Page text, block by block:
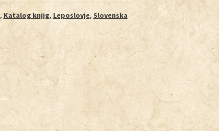
, Katalog knjig, Leposlovje, Slovenska